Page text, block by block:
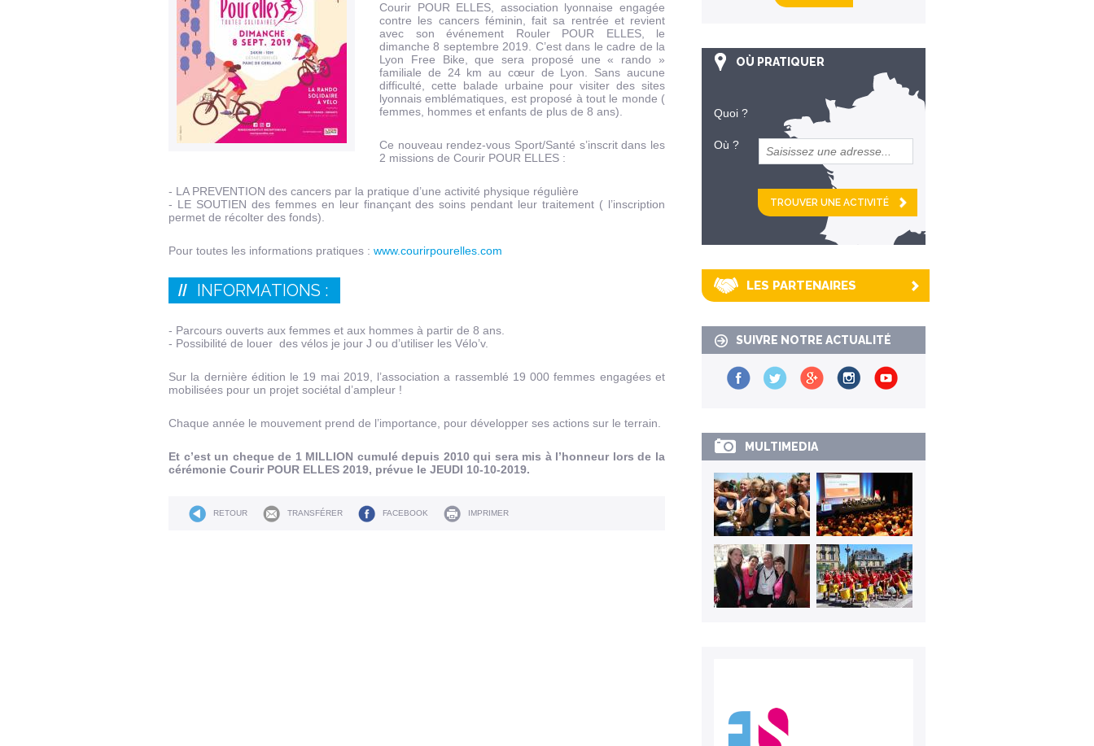
Courir POUR ELLES, association lyonnaise engagée
contre les cancers féminin, fait sa rentrée et revient
avec son événement Rouler POUR ELLES, le
dimanche 8 septembre 2019. C’est dans le cadre de la
Lyon Free Bike, que sera proposé une « rando »
familiale de 24 km au cœur de Lyon. Sans aucune
difficulté, cette balade urbaine pour visiter des sites
lyonnais emblématiques, est proposé à tout le monde (
femmes, hommes et enfants de plus de 8 ans).
Ce nouveau rendez-vous Sport/Santé s’inscrit dans les
2 missions de Courir POUR ELLES :
- LA PREVENTION des cancers par la pratique d’une activité physique régulière
- LE SOUTIEN des femmes en leur finançant des soins pendant leur traitement ( l’inscription
permet de récolter des fonds).
Pour toutes les informations pratiques : www.courirpourelles.com
INFORMATIONS :
- Parcours ouverts aux femmes et aux hommes à partir de 8 ans.
- Possibilité de louer des vélos je jour J ou d’utiliser les Vélo’v.
Sur la dernière édition le 19 mai 2019, l’association a rassemblé 19 000 femmes engagées et
mobilisées pour un projet sociétal d’ampleur !
Chaque année le mouvement prend de l’importance, pour développer ses actions sur le terrain.
Et c’est un cheque de 1 MILLION cumulé depuis 2010 qui sera mis à l’honneur lors de la
cérémonie Courir POUR ELLES 2019, prévue le JEUDI 10-10-2019.
RETOUR TRANSFÉRER FACEBOOK IMPRIMER
OÙ PRATIQUER
Quoi ?
Où ?
et
km alentour
LES PARTENAIRES
SUIVRE NOTRE ACTUALITÉ
MULTIMEDIA